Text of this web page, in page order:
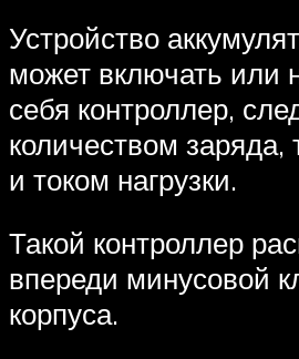
Устройство
может включать или
себя контроллер,
количеством заряда,
и током нагрузки.
Такой контроллер
впереди минусовой
корпуса.